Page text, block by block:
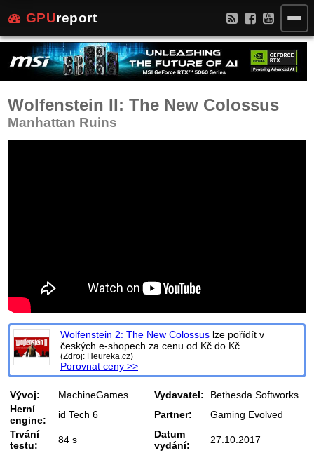
GPUreport
Wolfenstein II: The New Colossus
Manhattan Ruins
Wolfenstein 2: The New Colossus lze pořídít v
českých e-shopech za cenu od Kč do Kč
(Zdroj: Heureka.cz)
Porovnat ceny >>
Vývoj: MachineGames Vydavatel:
Bethesda Softworks
Herní
engine:
id Tech 6 Partner:
Gaming Evolved
Trvání
testu:
84 s
Datum
vydání:
27.10.2017